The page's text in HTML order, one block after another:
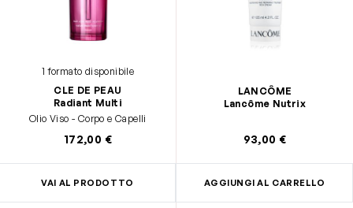
1 formato disponibile
CLE DE PEAU
Radiant Multi
Olio Viso - Corpo e Capelli
172,00 €
VAI AL PRODOTTO
LANCÔME
Lancôme Nutrix
93,00 €
AGGIUNGI AL CARRELLO